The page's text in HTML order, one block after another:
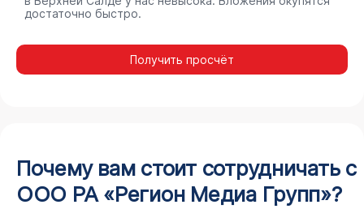
достаточно быстро.
Получить просчёт
Почему вам стоит сотрудничать с
ООО РА «Регион Медиа Групп»?